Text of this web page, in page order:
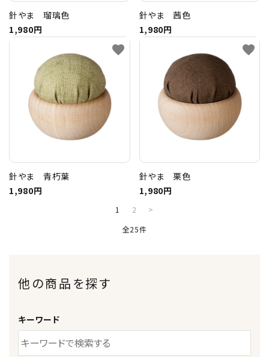
針やま 瑠璃色
1,980円
針やま 茜色
1,980円
針やま 青朽葉
1,980円
favorite
針やま 栗色
1,980円
favorite
1 2
>
全25件
他の商品を探す
キーワード